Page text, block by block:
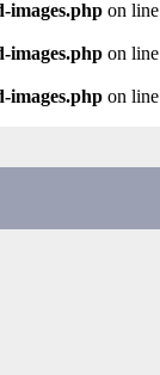
images.php on line
images.php on line
images.php on line